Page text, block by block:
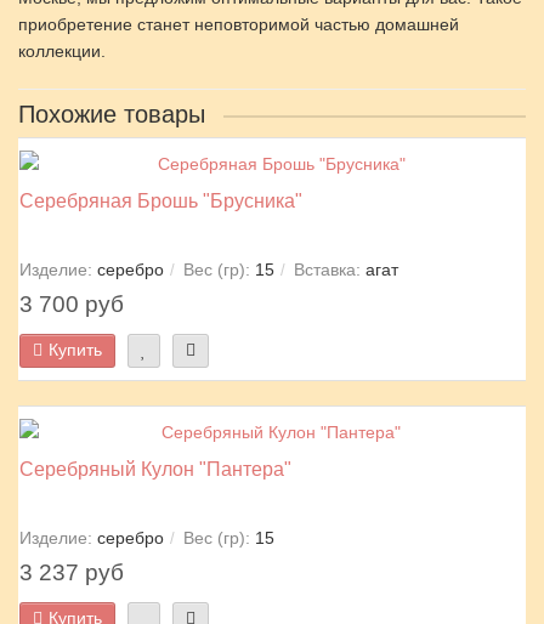
приобретение станет неповторимой частью домашней
коллекции.
Похожие товары
Серебряная Брошь "Брусника"
Изделие: серебро Вес (гр): 15 Вставка: агат
3 700 руб
Купить
Серебряный Кулон "Пантера"
Изделие: серебро Вес (гр): 15
3 237 руб
Купить